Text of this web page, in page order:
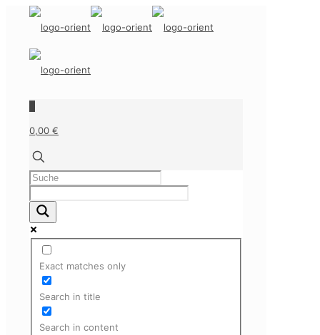
0,00 €
Exact matches only
Search in title
Search in content